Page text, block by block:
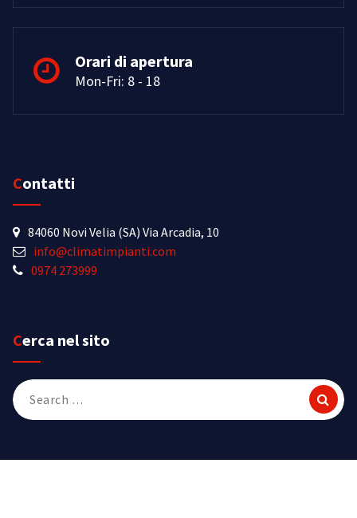
Orari di apertura
Mon-Fri: 8 - 18
Contatti
84060 Novi Velia (SA) Via Arcadia, 10
info@climatimpianti.com
0974 273999
Cerca nel sito
Search
for: